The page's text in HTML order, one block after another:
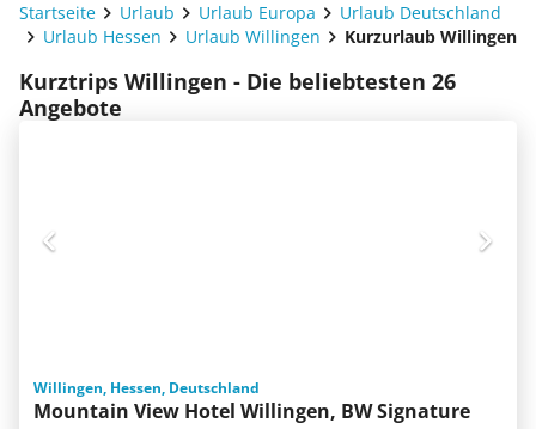
Startseite Urlaub Urlaub Europa
Urlaub Deutschland
Urlaub Hessen
Urlaub Willingen Kurzurlaub Willingen
Kurztrips Willingen - Die beliebtesten 26
Angebote
Willingen, Hessen, Deutschland
Mountain View Hotel Willingen, BW Signature